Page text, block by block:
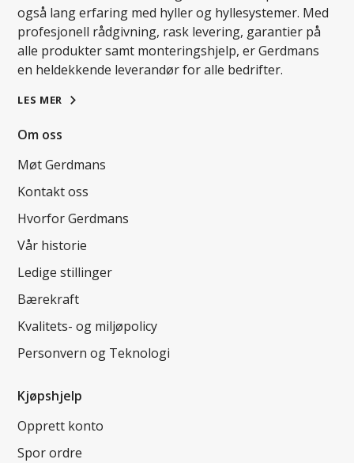
også lang erfaring med hyller og hyllesystemer. Med
profesjonell rådgivning, rask levering, garantier på
alle produkter samt monteringshjelp, er Gerdmans
en heldekkende leverandør for alle bedrifter.
LES MER
Om oss
Møt Gerdmans
Kontakt oss
Hvorfor Gerdmans
Vår historie
Ledige stillinger
Bærekraft
Kvalitets- og miljøpolicy
Personvern og Teknologi
Kjøpshjelp
Opprett konto
Spor ordre